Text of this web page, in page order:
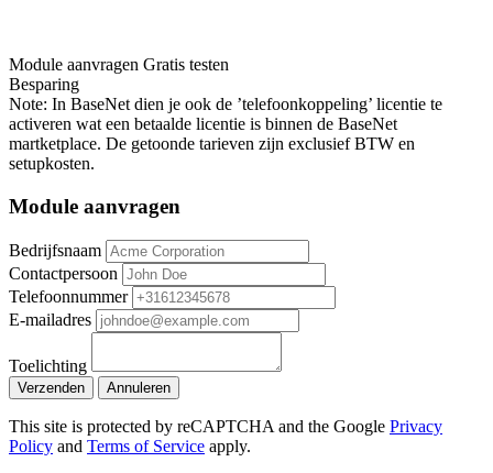
Module aanvragen Gratis testen
Besparing
Note: In BaseNet dien je ook de ’telefoonkoppeling’ licentie te
activeren wat een betaalde licentie is binnen de BaseNet
martketplace. De getoonde tarieven zijn exclusief BTW en
setupkosten.
Module aanvragen
Bedrijfsnaam
Contactpersoon
Telefoonnummer
E-mailadres
Toelichting
Verzenden Annuleren
This site is protected by reCAPTCHA and the Google Privacy
Policy and Terms of Service apply.